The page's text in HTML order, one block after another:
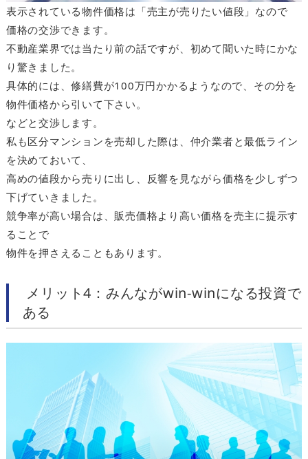
表示されている物件価格は「売主が売りたい値段」なので
価格の交渉できます。
不動産業界では当たり前の話ですが、初めて聞いた時にかな
り驚きました。
具体的には、修繕費が100万円かかるようなので、その分を
物件価格から引いて下さい。
などと交渉します。
私も区分マンションを売却した際は、仲介業者と最低ライン
を決めておいて、
高めの値段から売りに出し、反響を見ながら価格を少しずつ
下げていきました。
競争率が高い場合は、販売価格より高い価格を売主に提示す
ることで
物件を押さえることもあります。
メリット4：みんながwin-winになる投資で
ある